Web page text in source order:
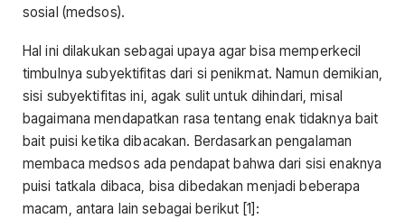
sosial (medsos).
Hal ini dilakukan sebagai upaya agar bisa memperkecil
timbulnya subyektifitas dari si penikmat. Namun demikian,
sisi subyektifitas ini, agak sulit untuk dihindari, misal
bagaimana mendapatkan rasa tentang enak tidaknya bait
bait puisi ketika dibacakan. Berdasarkan pengalaman
membaca medsos ada pendapat bahwa dari sisi enaknya
puisi tatkala dibaca, bisa dibedakan menjadi beberapa
macam, antara lain sebagai berikut [1]: